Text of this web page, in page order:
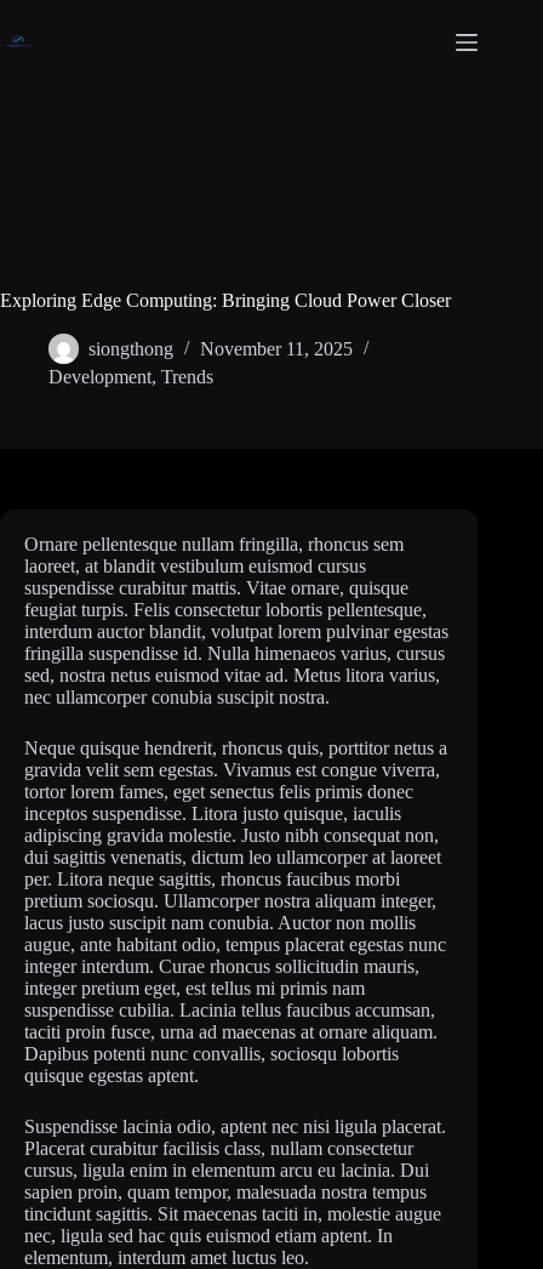
content
Exploring Edge Computing: Bringing Cloud Power Closer
siongthong
November 11, 2025
Development, Trends
Ornare pellentesque nullam fringilla, rhoncus sem
laoreet, at blandit vestibulum euismod cursus
suspendisse curabitur mattis. Vitae ornare, quisque
feugiat turpis. Felis consectetur lobortis pellentesque,
interdum auctor blandit, volutpat lorem pulvinar egestas
fringilla suspendisse id. Nulla himenaeos varius, cursus
sed, nostra netus euismod vitae ad. Metus litora varius,
nec ullamcorper conubia suscipit nostra.
Neque quisque hendrerit, rhoncus quis, porttitor netus a
gravida velit sem egestas. Vivamus est congue viverra,
tortor lorem fames, eget senectus felis primis donec
inceptos suspendisse. Litora justo quisque, iaculis
adipiscing gravida molestie. Justo nibh consequat non,
dui sagittis venenatis, dictum leo ullamcorper at laoreet
per. Litora neque sagittis, rhoncus faucibus morbi
pretium sociosqu. Ullamcorper nostra aliquam integer,
lacus justo suscipit nam conubia. Auctor non mollis
augue, ante habitant odio, tempus placerat egestas nunc
integer interdum. Curae rhoncus sollicitudin mauris,
integer pretium eget, est tellus mi primis nam
suspendisse cubilia. Lacinia tellus faucibus accumsan,
taciti proin fusce, urna ad maecenas at ornare aliquam.
Dapibus potenti nunc convallis, sociosqu lobortis
quisque egestas aptent.
Suspendisse lacinia odio, aptent nec nisi ligula placerat.
Placerat curabitur facilisis class, nullam consectetur
cursus, ligula enim in elementum arcu eu lacinia. Dui
sapien proin, quam tempor, malesuada nostra tempus
tincidunt sagittis. Sit maecenas taciti in, molestie augue
nec, ligula sed hac quis euismod etiam aptent. In
elementum, interdum amet luctus leo.